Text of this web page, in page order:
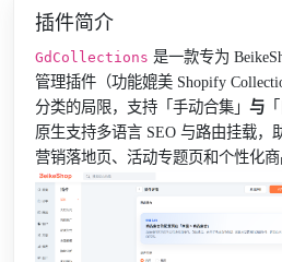
插件简介
GdCollections 是一款专为
管理插件（功能媲美 Shopify
分类的局限，支持「手动合集」与
原生支持多语言 SEO 与路由挂载，
营销落地页、活动专题页和个性化商